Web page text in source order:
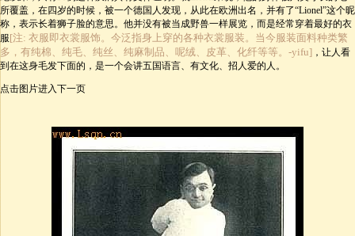
所覆盖，在四岁的时候，被一个德国人发现，从此在欧洲出名，并有了“Lionel”这个昵
称，表示长着狮子脸的意思。他并没有被当成野兽一样展览，而是经常穿着最好的衣
服[注: 衣服即衣裳服饰。今泛指身上穿的各种衣裳服装。当今服装面料种类繁
多，有纯棉、纯毛、纯丝、纯麻制品、呢绒、皮革、化纤等等。-yifu] ，让人看
到在这身毛发下面的，是一个会讲五国语言、有文化、招人爱的人。
点击图片进入下一页